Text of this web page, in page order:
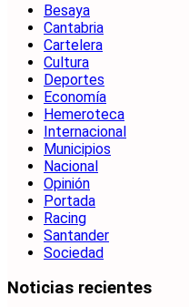
Besaya
Cantabria
Cartelera
Cultura
Deportes
Economía
Hemeroteca
Internacional
Municipios
Nacional
Opinión
Portada
Racing
Santander
Sociedad
Noticias recientes